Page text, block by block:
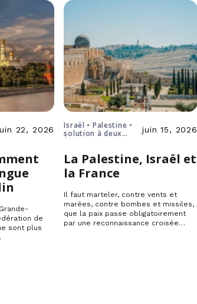
22, 2026
de
sont plus
Israël • Palestine •
solution à deux
juin 15, 2026
La Palestine, Israël et
la France
Il faut marteler, contre vents et
marées, contre bombes et missiles,
que la paix passe obligatoirement
par une reconnaissance croisée…